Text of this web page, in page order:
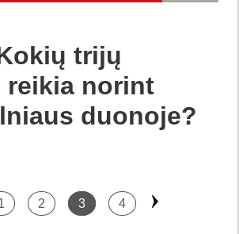
trijų
reikia norint
duonoje?
2 3 4